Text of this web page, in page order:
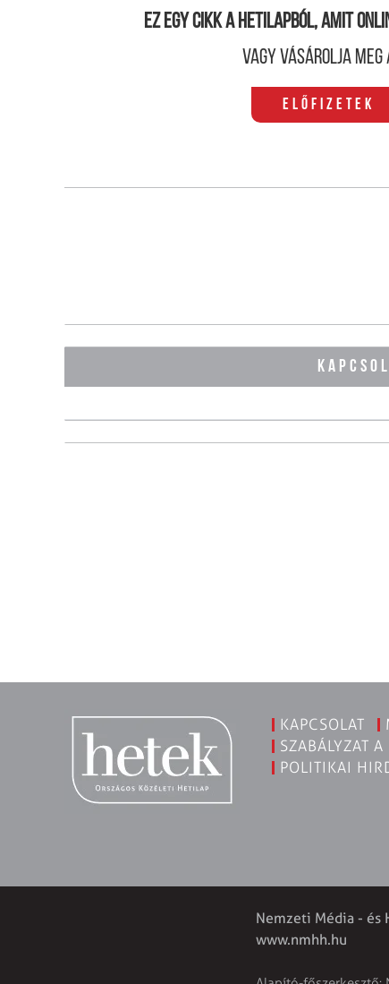
Ez egy cikk a hetilapból, amit
Vagy vásárolja
Előfizetek
KAPCSOLAT
SZABÁLYZAT
POLITIKAI
Nemzeti Média - és
www.nmhh.hu